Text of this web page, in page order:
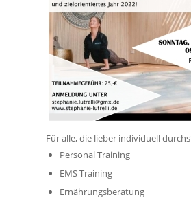
Für alle, die lieber individuell
Personal Training
EMS Training
Ernährungsberatung